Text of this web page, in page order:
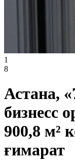
1
8
Астана,
бизнесс
900,8 м²
ғимарат